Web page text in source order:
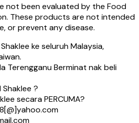
not been evaluated by the Food
These products are not intended
or prevent any disease.
ke seluruh Malaysia,
Terengganu Berminat nak beli
Shaklee ?
secara PERCUMA?